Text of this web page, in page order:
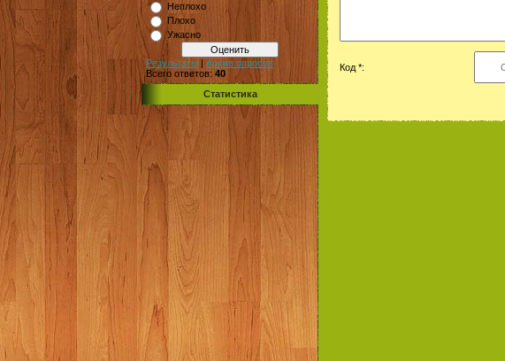
Неплохо
Плохо
Ужасно
Результаты | Архив опросов
Всего ответов: 40
Статистика
Код *: